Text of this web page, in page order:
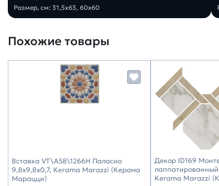
Размер, см: 31,5х63, 60х60
Похожие товары
Вставка VT\A58\1266H Паласио
9,8x9,8x0,7, Kerama Marazzi (Керама
Марацци)
Декор ID169
Kerama Marazzi